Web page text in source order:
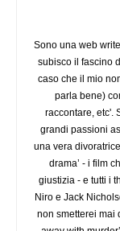
Sono una web
subisco il fascino
caso che il mio
parla bene)
raccontare, etc'.
grandi passioni
una vera
drama’ - i film
giustizia - e tutti i
Niro e Jack
non smetterei mai